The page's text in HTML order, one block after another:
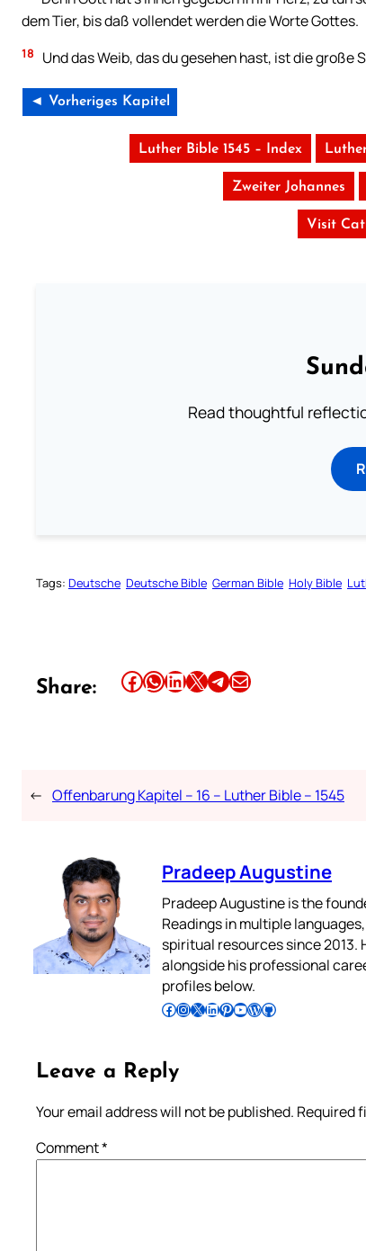
dem Tier, bis daß vollendet werden die Worte Gottes.
18 Und das Weib, das du gesehen hast, ist die große
◄ Vorheriges Kapitel
Luther Bible 1545 – Index
Zweiter Johannes
Visit
Read thoughtful
Tags: Deutsche Deutsche Bible German Bible Holy Bible
Share: Share this article on Facebook Share this article on WhatsApp Share this article on LinkedIn Share this article on X Share this article on TelegramEmail this Article
← Offenbarung Kapitel – 16 – Luther Bible – 1545
Pradeep Augustine
Pradeep Augustine is the
Readings in multiple
spiritual resources since 2013.
alongside his professional
profiles below.
Follow Pradeep on Facebook Follow Pradeep on InstagramFollow Pradeep on X Follow Pradeep on LinkedIn Follow Pradeep on Pinterest Subscribe to Pradeep’s Youtube Channel Follow Pradeep on WordPress Follow Pradeep on GitHub
Leave a Reply
Your email address will not be published. Required
Comment*